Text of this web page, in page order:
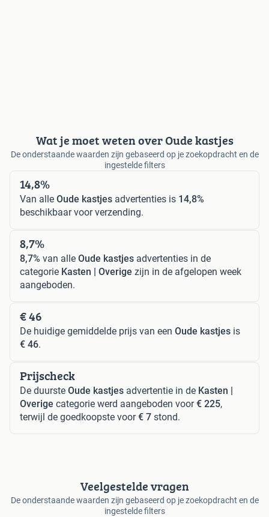
Wat je moet weten over Oude kastjes
De onderstaande waarden zijn gebaseerd op je zoekopdracht en de
ingestelde filters
14,8%
Van alle Oude kastjes advertenties is 14,8%
beschikbaar voor verzending.
8,7%
8,7% van alle Oude kastjes advertenties in de
categorie Kasten | Overige zijn in de afgelopen week
aangeboden.
€ 46
De huidige gemiddelde prijs van een Oude kastjes is
€ 46.
Prijscheck
De duurste Oude kastjes advertentie in de Kasten |
Overige categorie werd aangeboden voor€ 225,
terwijl de goedkoopste voor€ 7 stond.
Veelgestelde vragen
De onderstaande waarden zijn gebaseerd op je zoekopdracht en de
ingestelde filters